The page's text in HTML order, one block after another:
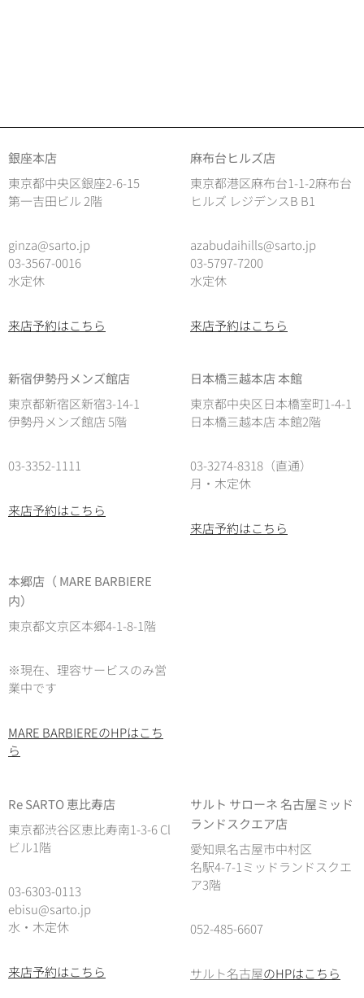
銀座本店
東京都中央区銀座2-6-15
第一吉田ビル 2階
ginza@sarto.jp
03-3567-0016
水定休
来店予約はこちら
麻布台ヒルズ店
東京都港区麻布台1-1-2麻布台
ヒルズ レジデンスB B1
azabudaihills@sarto.jp
03-5797-7200
水定休
来店予約はこちら
新宿伊勢丹メンズ館店
東京都新宿区新宿3-14-1
伊勢丹メンズ館店 5階
03-3352-1111
来店予約はこちら
日本橋三越本店 本館
東京都中央区日本橋室町1-4-1
日本橋三越本店 本館2階
03-3274-8318（直通）
月・木定休
来店予約はこちら
本郷店（ MARE BARBIERE
内）
東京都文京区本郷4-1-8-1階
※現在、理容サービスのみ営
業中です
MARE BARBIEREのHPはこち
ら
Re SARTO 恵比寿店
東京都渋谷区恵比寿南1-3-6 Cl
ビル1階
03-6303-0113
ebisu@sarto.jp
水・木定休
来店予約はこちら
サルト サローネ 名古屋ミッド
ランドスクエア店
愛知県名古屋市中村区
名駅4-7-1ミッドランドスクエ
ア3階
052-485-6607
サルト名古屋のHPはこちら